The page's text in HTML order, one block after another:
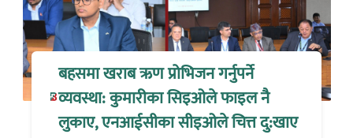
बहसमा खराब ऋण प्रोभिजन गर्नुपर्ने
व्यवस्था: कुमारीका सिइओले फाइल नै
लुकाए, एनआईसीका सीइओले चित्त दु:खाए